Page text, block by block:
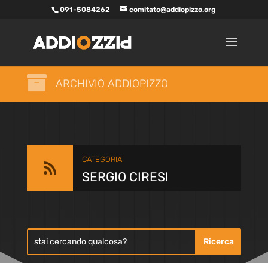
091-5084262 comitato@addiopizzo.org
 ARCHIVIO ADDIOPIZZO

CATEGORIA
SERGIO CIRESI